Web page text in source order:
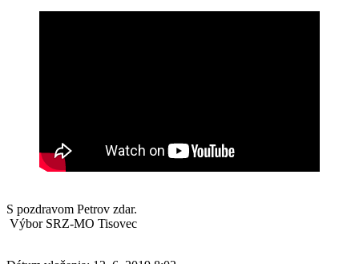
S pozdravom Petrov zdar.
Výbor SRZ-MO Tisovec